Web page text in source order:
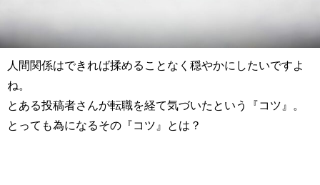
人間関係はできれば揉めることなく穏やかにしたいですよ
ね。
とある投稿者さんが転職を経て気づいたという『コツ』。
とっても為になるその『コツ』とは？